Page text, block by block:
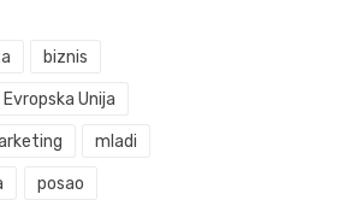
biznis
Evropska Unija
mladi
posao